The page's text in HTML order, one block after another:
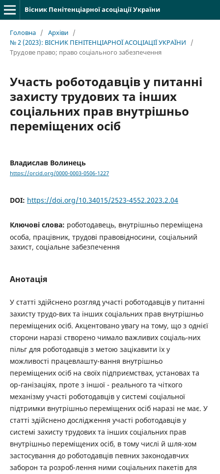
Вісник Пенітенціарної асоціації України
Головна / Архіви /
№ 2 (2023): ВІСНИК ПЕНІТЕНЦІАРНОЇ АСОЦІАЦІЇ УКРАЇНИ
/
Трудове право; право соціального забезпечення
Участь роботодавців у питанні
захисту трудових та інших
соціальних прав внутрішньо
переміщених осіб
Владислав Волинець
https://orcid.org/0000-0003-0506-1227
DOI: https://doi.org/10.34015/2523-4552.2023.2.04
Ключові слова: роботодавець, внутрішньо переміщена
особа, працівник, трудові правовідносини, соціальний
захист, соціальне забезпечення
Анотація
У статті здійснено розгляд участі роботодавців у питанні
захисту трудо-вих та інших соціальних прав внутрішньо
переміщених осіб. Акцентовано увагу на тому, що з однієї
сторони наразі створено чимало важливих соціаль-них
пільг для роботодавців з метою зацікавити їх у
можливості працевлашту-вання внутрішньо
переміщених осіб на своїх підприємствах, установах та
ор-ганізаціях, проте з іншої - реального та чіткого
механізму участі роботодавців у системі соціальної
підтримки внутрішньо переміщених осіб наразі не має. У
статті здійснено дослідження участі роботодавців у
системі захисту трудових та інших соціальних прав
внутрішньо переміщених осіб, в тому числі й шля-хом
застосування до роботодавців певних законодавчих
заборон та розроб-лення ними соціальних пакетів для